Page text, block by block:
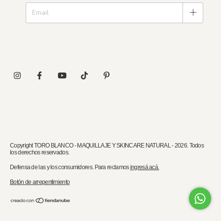
Copyright TORO BLANCO - MAQUILLAJE Y SKINCARE NATURAL - 2026. Todos
los derechos reservados.
Defensa de las y los consumidores. Para reclamosingresá acá.
Botón de arrepentimiento